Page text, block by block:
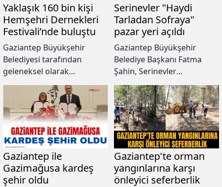
Yaklaşık 160 bin kişi
Hemşehri Dernekleri
Festivali’nde buluştu
Gaziantep Büyükşehir
Belediyesi tarafından
geleneksel olarak
düzenlenen ve bu yıl
10’uncusu gerçekleştirilen
Yurt Dışı Türkler, Dernekler
ve Yöresel Kültürler
Buluşması Hemşehri
Dernekleri Festivali, 9
kurum ve 68 derneğin
katılımıyla yaklaşık 160 bin
kişiyi bir araya getirdi.
Serinevler "Haydi
Tarladan Sofraya"
pazar yeri açıldı
Gaziantep Büyükşehir
Belediye Başkanı Fatma
Şahin, Serinevler
Mahallesi’nde yaklaşık 4 ay
önce söz verdiği "Haydi
Tarladan Sofraya" Pazar
Yeri tamamlanarak
vatandaşların hizmetine
sunuldu.
Gaziantep ile
Gazimağusa kardeş
şehir oldu
Gaziantep'te orman
yangınlarına karşı
önleyici seferberlik